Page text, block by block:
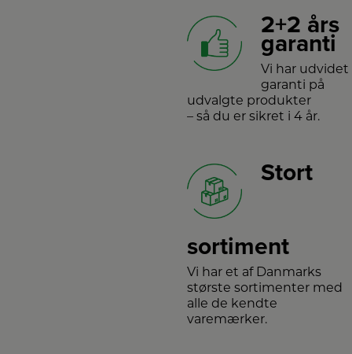
2+2 års
garanti
Vi har udvidet
garanti på
udvalgte produkter
– så du er sikret i 4 år.
Stort
sortiment
Vi har et af Danmarks
største sortimenter med
alle de kendte
varemærker.